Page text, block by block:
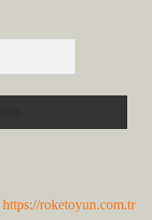
https://roketoyun.com.tr